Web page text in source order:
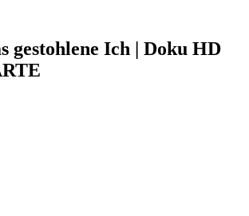
gestohlene Ich | Doku HD